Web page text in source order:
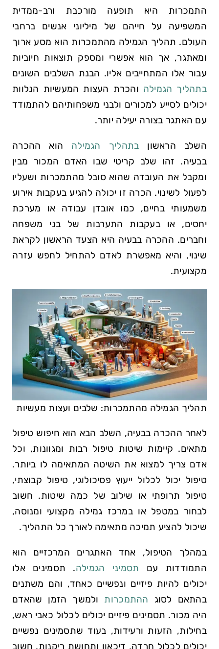
התמכרות היא תופעה מורכבת ורב-ממדית
המשפיעה על חייהם של מיליוני אנשים ברחבי
העולם. תהליך הגמילה מהתמכרות הוא מסע ארוך
ומאתגר, אך הוא אפשרי ומספק תוצאות חיוביות
עבור אלו המתחייבים אליו. הבנת השלבים השונים
בתהליך הגמילה והכרת העצות המעשיות הנלוות
יכולים לסייע למכורים ולבני משפחותיהם להתמודד
עם האתגר בצורה יעילה יותר.
השלב הראשון בתהליך הגמילה הוא ההכרה
בבעיה. זהו שלב קריטי שבו האדם המכור מבין
ומקבל את העובדה שהוא סובל מהתמכרות ושעליו
לפעול לשינוי. הכרה זו יכולה להגיע בעקבות אירוע
משמעותי בחיים, כמו אובדן עבודה או מערכת
יחסים, או בעקבות התערבות של בני משפחה
וחברים. ההכרה בבעיה היא הצעד הראשון לקראת
שינוי, והיא מאפשרת לאדם להתחיל לחפש עזרה
מקצועית.
תהליך הגמילה מהתמכרות: שלבים ועצות מעשיות
לאחר ההכרה בבעיה, השלב הבא הוא חיפוש טיפול
מתאים. קיימות שיטות טיפול רבות ומגוונות, וכל
אדם צריך למצוא את השיטה המתאימה לו ביותר.
טיפול יכול לכלול ייעוץ פסיכולוגי, טיפול קבוצתי,
טיפול תרופתי או שילוב של כמה שיטות. חשוב
לבחור במטפל או במרכז גמילה מקצועי ומנוסה,
שיכול להציע תמיכה מתאימה לאורך כל התהליך.
במהלך הטיפול, אחד האתגרים המרכזיים הוא
התמודדות עם תסמיני הגמילה. תסמינים אלו
יכולים להיות פיזיים ונפשיים כאחד, והם משתנים
בהתאם לסוג ההתמכרות ולמשך הזמן שהאדם
היה מכור. תסמינים פיזיים יכולים לכלול כאבי ראש,
בחילות, הזעות ורעידות, בעוד שתסמינים נפשיים
יכולים לכלול חרדה, דיכאון ותחושת ריקנות. חשוב